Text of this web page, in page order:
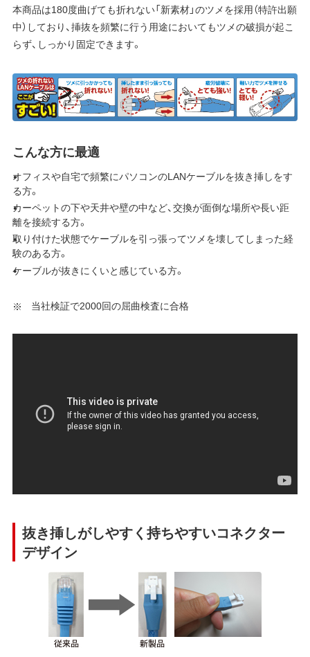
本商品は180度曲げても折れない「新素材」のツメを採用（特許出願
中）しており、挿抜を頻繁に行う用途においてもツメの破損が起こ
らず、しっかり固定できます。
こんな方に最適
オフィスや自宅で頻繁にパソコンのLANケーブルを抜き挿しをす
る方。
カーペットの下や天井や壁の中など、交換が面倒な場所や長い距
離を接続する方。
取り付けた状態でケーブルを引っ張ってツメを壊してしまった経
験のある方。
ケーブルが抜きにくいと感じている方。
当社検証で2000回の屈曲検査に合格
抜き挿しがしやすく持ちやすいコネクター
デザイン